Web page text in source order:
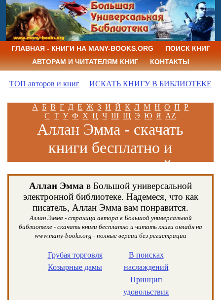
ГЛАВНАЯ - КНИГИ НА MANY-BOOKS.ORG
ПОИСК КНИГ
АВТОРАМ И ЧИТАТЕЛЯМ КНИГ
КОНТАКТЫ
ТОП авторов и книг ИСКАТЬ КНИГУ В БИБЛИОТЕКЕ
А Б В Г Д Е Ж З И Й К Л М Н О П Р
С Т У Ф Х Ц Ч Ш Щ Э Ю Я AZ
Аллан Эмма - скачать
книги бесплатно и
читать книги онлайн
Аллан Эмма в Большой универсальной
электронной библиотеке. Надемеся, что как
писатель, Аллан Эмма вам понравится.
Аллан Эмма - страница автора в Большой универсальной
библиотеке - скачать книги бесплатно и читать книги онлайн на
www.many-books.org - полные версии без регистрации
Грубая торговля
Козырные дамы
В поисках
наслаждений
Принцип
удовольствия